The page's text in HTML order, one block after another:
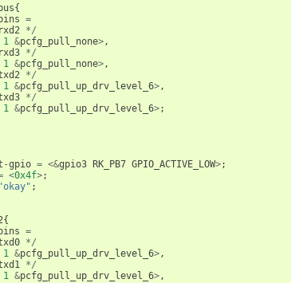
{
=
*/
1 &pcfg_pull_none>,
*/
1 &pcfg_pull_none>,
*/
1 &pcfg_pull_up_drv_level_6>,
*/
1 &pcfg_pull_up_drv_level_6>;
-gpio = <&gpio3 RK_PB7 GPIO_ACTIVE_LOW>;
<0x4f>;
"okay" ;
{
=
*/
1 &pcfg_pull_up_drv_level_6>,
*/
1 &pcfg_pull_up_drv_level_6>,